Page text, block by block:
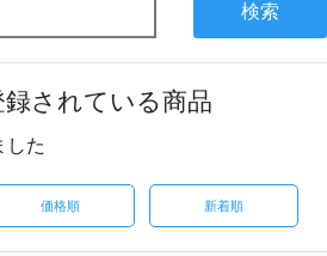
検索
録されている商品
した
価格順 新着順